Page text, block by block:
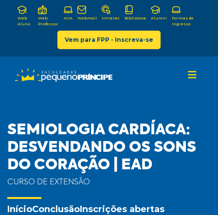
Web
Aluno
Web
Professor
AVA Webmail Intranet Biblioteca Alumni
Formas de
Ingresso
Vem para FPP - Inscreva-se
SEMIOLOGIA CARDÍACA:
DESVENDANDO OS SONS
DO CORAÇÃO | EAD
CURSO DE EXTENSÃO
InícioConclusãoInscrições abertas